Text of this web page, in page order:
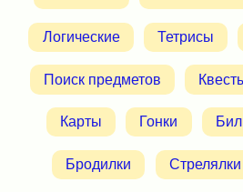
Логические Тетрисы
Поиск предметов
Карты Гонки
Бродилки Стрелялки